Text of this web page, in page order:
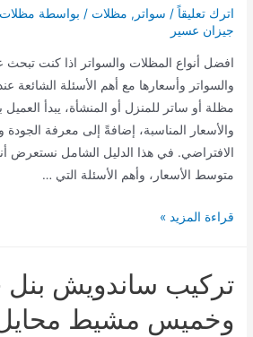
اترك تعليقاً / سواتر , مظلات / بواسطة
جيزان عسير
افضل أنواع المظلات والسواتر اذا كنت
والسواتر وأسعارها مع أهم الأسئلة الشائعة
مظلة أو ساتر للمنزل أو المنشأة، يبدأ
والأسعار المناسبة، إضافةً إلى معرفة الجودة
الافتراضي. في هذا الدليل الشامل نستعرض
متوسط الأسعار، وأهم الأسئلة التي …
افضل
والسواتر
وأسعارها
مع
قراءة المزيد »
تركيب ساندويش بنل
وخميس مشيط